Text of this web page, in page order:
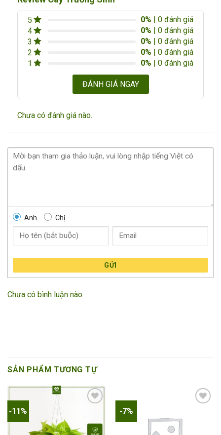
5 0% | 0 đánh giá
4
0% | 0 đánh giá
3
0% | 0 đánh giá
2
0% | 0 đánh giá
1
0% | 0 đánh giá
ĐÁNH GIÁ NGAY
Chưa có đánh giá nào.
Anh Chị
GỬI
Chưa có bình luận nào
SẢN PHẨM TƯƠNG TỰ
-11%
Add to
-7%